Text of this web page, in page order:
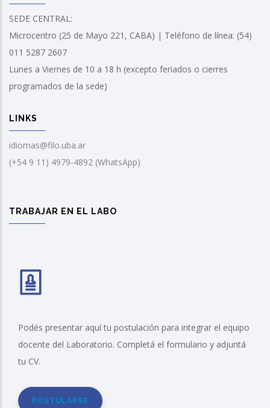
SEDE CENTRAL:
Microcentro (25 de Mayo 221, CABA) | Teléfono de línea: (54)
011 5287 2607
Lunes a Viernes de 10 a 18 h (excepto feriados o cierres
programados de la sede)
LINKS
idiomas@filo.uba.ar
(+54 9 11) 4979-4892 (WhatsApp)
TRABAJAR EN EL LABO
Podés presentar aquí tu postulación para integrar el equipo
docente del Laboratorio. Completá el formulario y adjuntá
tu CV.
POSTULARSE